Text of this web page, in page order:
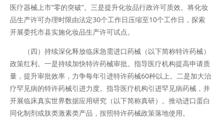
医疗器械上市“零的突破”。三是提升化妆品行政许可质效。将化妆
品生产许可办理时限由法定30个工作日压缩至10个工作日，探索
开展委托市县实施化妆品生产许可试点。
（四）持续深化释放临床急需进口药械（以下简称特许药械）
政策红利。一是持续加快特许药械审批。指导医疗机构提高申请质
量，提升审批效率，力争每年引进特许药械60种以上。二是加大治
疗罕见病的特许药械引进力度。指导医疗机构引进罕见病药械，并
开展临床真实世界数据应用研究（以下简称真研）。推动进口蛋白
同化制剂或肽类激素类产品，按照特许药械政策落地使用。